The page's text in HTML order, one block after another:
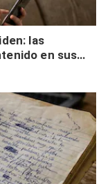
las
en sus
validación